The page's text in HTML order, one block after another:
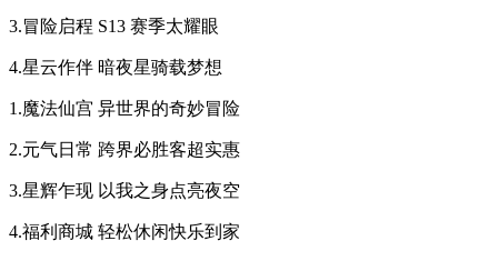
3.冒险启程 S13 赛季太耀眼
4.星云作伴 暗夜星骑载梦想
1.魔法仙宫 异世界的奇妙冒险
2.元气日常 跨界必胜客超实惠
3.星辉乍现 以我之身点亮夜空
4.福利商城 轻松休闲快乐到家